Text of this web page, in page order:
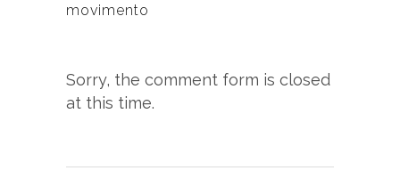
movimento
Sorry, the comment form is closed
at this time.